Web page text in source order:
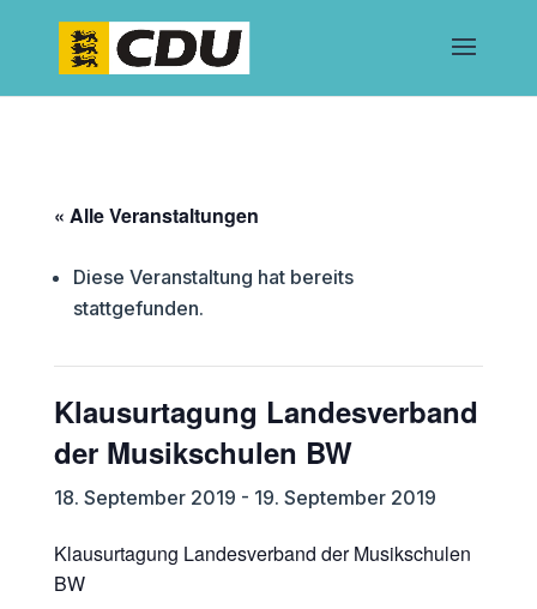
« Alle Veranstaltungen
Diese Veranstaltung hat bereits
stattgefunden.
Klausurtagung Landesverband
der Musikschulen BW
18. September 2019 - 19. September 2019
Klausurtagung Landesverband der Musikschulen
BW